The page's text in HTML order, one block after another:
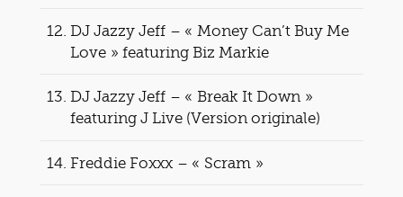
DJ Jazzy Jeff – « Money Can’t Buy Me
Love » featuring Biz Markie
DJ Jazzy Jeff – « Break It Down »
featuring J Live (Version originale)
Freddie Foxxx – « Scram »